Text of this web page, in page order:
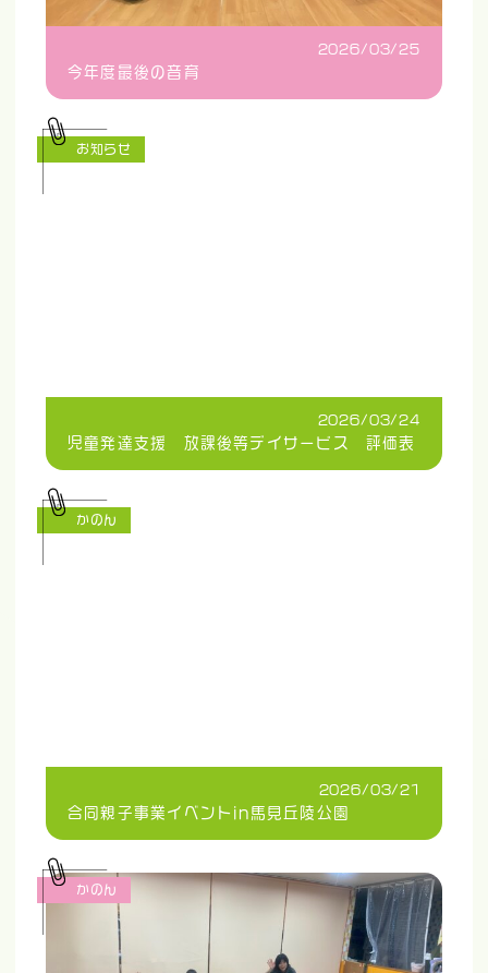
2026/03/25
今年度最後の音育
2026/03/24
児童発達支援 放課後等デイサービス 評価表
お知らせ
2026/03/21
合同親子事業イベントin馬見丘陵公園
かのん
かのん